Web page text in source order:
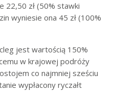
22,50 zł (50% stawki
wyniesie ona 45 zł (100%
jest wartością 150%
w krajowej podróży
co najmniej sześciu
wypłacony ryczałt